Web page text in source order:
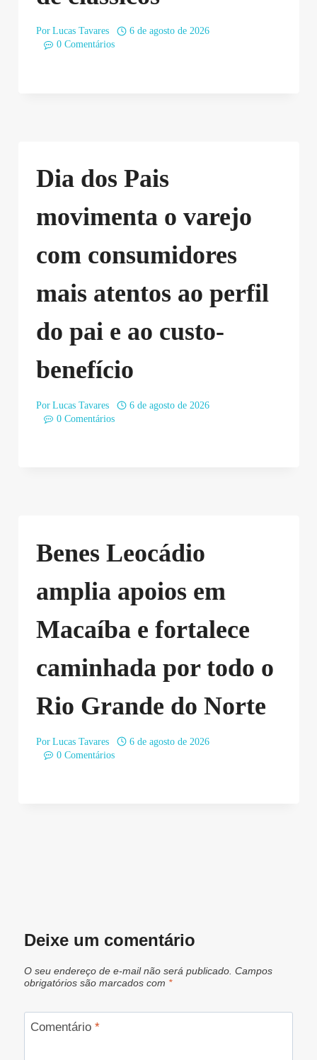
Por Lucas Tavares
6 de agosto de 2026
0 Comentários
Dia dos Pais
movimenta o varejo
com consumidores
mais atentos ao perfil
do pai e ao custo-
benefício
Por Lucas Tavares
6 de agosto de 2026
0 Comentários
Benes Leocádio
amplia apoios em
Macaíba e fortalece
caminhada por todo o
Rio Grande do Norte
Por Lucas Tavares
6 de agosto de 2026
0 Comentários
Deixe um comentário
O seu endereço de e-mail não será publicado. Campos
obrigatórios são marcados com *
Comentário *